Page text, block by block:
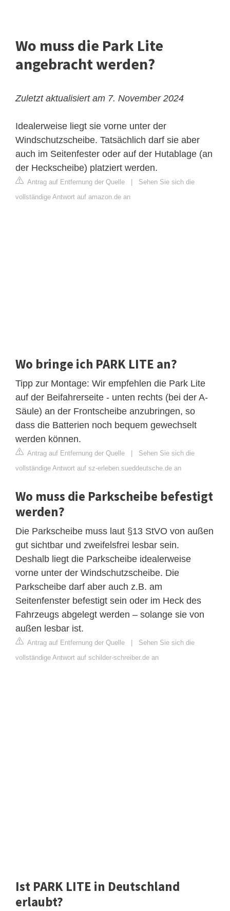
Wo muss die Park Lite
angebracht werden?
Zuletzt aktualisiert am 7. November 2024
Idealerweise liegt sie vorne unter der
Windschutzscheibe. Tatsächlich darf sie aber
auch im Seitenfester oder auf der Hutablage (an
der Heckscheibe) platziert werden.
Antrag auf Entfernung der Quelle
Sehen Sie sich die
vollständige Antwort auf amazon.de an
Wo bringe ich PARK LITE an?
Tipp zur Montage: Wir empfehlen die Park Lite
auf der Beifahrerseite - unten rechts (bei der A-
Säule) an der Frontscheibe anzubringen, so
dass die Batterien noch bequem gewechselt
werden können.
Antrag auf Entfernung der Quelle
Sehen Sie sich die
vollständige Antwort auf sz-erleben.sueddeutsche.de an
Wo muss die Parkscheibe befestigt
werden?
Die Parkscheibe muss laut §13 StVO von außen
gut sichtbar und zweifelsfrei lesbar sein.
Deshalb liegt die Parkscheibe idealerweise
vorne unter der Windschutzscheibe. Die
Parkscheibe darf aber auch z.B. am
Seitenfenster befestigt sein oder im Heck des
Fahrzeugs abgelegt werden – solange sie von
außen lesbar ist.
Antrag auf Entfernung der Quelle
Sehen Sie sich die
vollständige Antwort auf schilder-schreiber.de an
Ist PARK LITE in Deutschland
erlaubt?